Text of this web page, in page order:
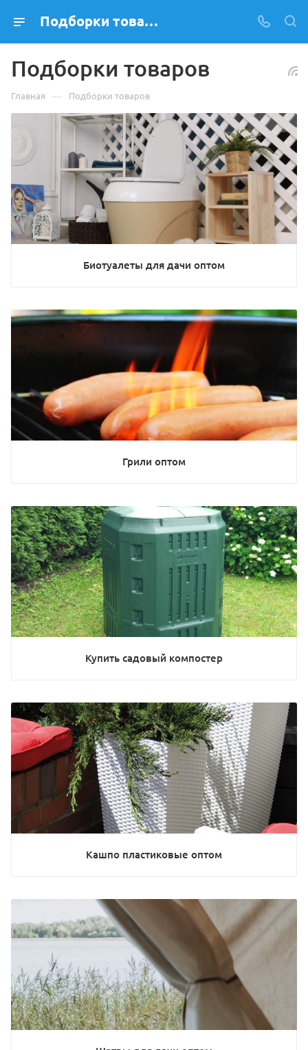
Подборки товаров
Подборки товаров
Главная — Подборки товаров
Биотуалеты для дачи оптом
Грили оптом
Купить садовый компостер
Кашпо пластиковые оптом